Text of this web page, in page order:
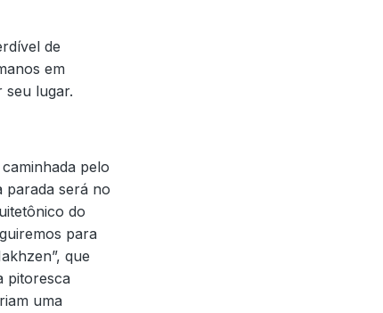
de
em
seu lugar.
pelo
parada será no
do
para
que
pitoresca
uma